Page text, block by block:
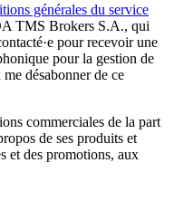
générales du service
TMS Brokers S.A., qui
pour recevoir une
pour la gestion de
désabonner de ce
commerciales de la part
de ses produits et
et des promotions, aux